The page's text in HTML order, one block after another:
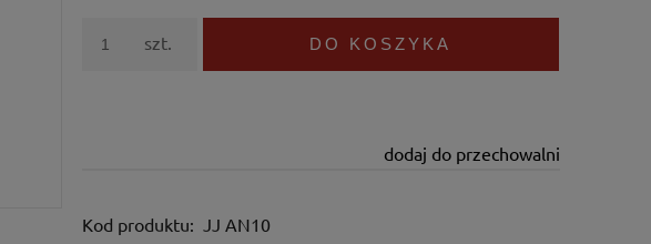
szt. DO KOSZYKA
dodaj do przechowalni
Kod produktu: JJ AN10